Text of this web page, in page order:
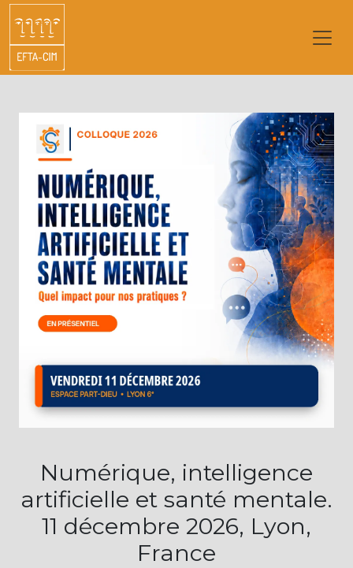
Numérique, intelligence
artificielle et santé mentale.
11 décembre 2026, Lyon,
France